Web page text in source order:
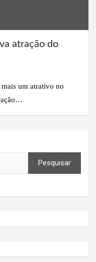
atração do
um atrativo no
Pesquisar